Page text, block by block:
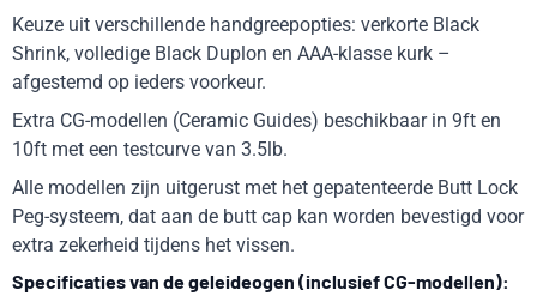
Keuze uit verschillende handgreepopties: verkorte Black
Shrink, volledige Black Duplon en AAA-klasse kurk –
afgestemd op ieders voorkeur.
Extra CG-modellen (Ceramic Guides) beschikbaar in 9ft en
10ft met een testcurve van 3.5lb.
Alle modellen zijn uitgerust met het gepatenteerde Butt Lock
Peg-systeem, dat aan de butt cap kan worden bevestigd voor
extra zekerheid tijdens het vissen.
Specificaties van de geleideogen (inclusief CG-modellen):